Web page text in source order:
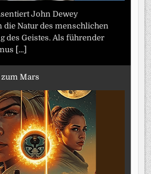
John Dewey
Natur des menschlichen
des Geistes. Als führender
[...]
Mars